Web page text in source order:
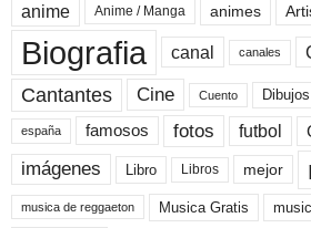
anime Anime / Manga animes
Biografia canal canales
Cantantes Cine Cuento
españa famosos fotos futbol
imágenes Libro Libros mejor
musica de reggaeton Musica Gratis